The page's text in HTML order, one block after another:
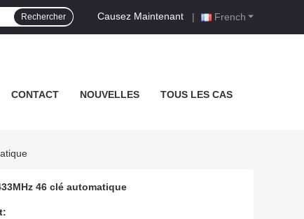
French
Causez Maintenant |
Rechercher
CONTACT NOUVELLES TOUS LES CAS
46 clé automatique